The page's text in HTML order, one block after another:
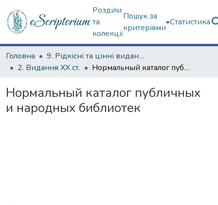
Розділи
та
колекції
Пошук за
критеріями
Статистика
Головна
9. Рідкісні та цінні видання
2. Видання ХХ ст.
Нормальный каталог публичных и народных библиотек
Нормальный каталог публичных
и народных библиотек